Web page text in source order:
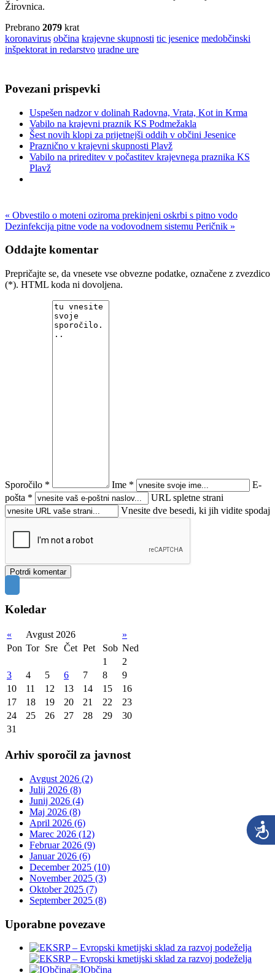
Žirovnica.
Prebrano 2079 krat
koronavirus občina krajevne skupnosti tic jesenice medobčinski
inšpektorat in redarstvo uradne ure
Povezani prispevki
Uspešen nadzor v dolinah Radovna, Vrata, Kot in Krma
Vabilo na krajevni praznik KS Podmežakla
Šest novih klopi za prijetnejši oddih v občini Jesenice
Praznično v krajevni skupnosti Plavž
Vabilo na prireditev v počastitev krajevnega praznika KS
Plavž
« Obvestilo o moteni oziroma prekinjeni oskrbi s pitno vodo
Dezinfekcija pitne vode na vodovodnem sistemu Peričnik »
Oddajte komentar
Prepričajte se, da vnesete vse obvezne podatke, označene z zvezdico
(*). HTML koda ni dovoljena.
Sporočilo * Ime *
E-
pošta *
URL spletne strani
Vnesite dve besedi, ki jih vidite spodaj
Koledar
« Avgust 2026
»
Pon Tor Sre Čet Pet Sob Ned
1
2
3
4 5 6 7 8
9
10
11 12 13 14 15
16
17
18 19 20 21 22
23
24
25 26 27 28 29
30
31
Arhiv sporočil za javnost
Avgust 2026 (2)
Julij 2026 (8)
Junij 2026 (4)
Maj 2026 (8)
April 2026 (6)
Marec 2026 (12)
Februar 2026 (9)
Januar 2026 (6)
December 2025 (10)
November 2025 (3)
Oktober 2025 (7)
September 2025 (8)
Uporabne povezave